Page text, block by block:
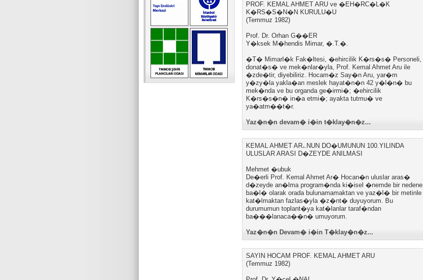
PROF. KEMAL AHMET ARU ve �EH�RC�L�K
K�RS�S�N�N KURULU�U
(Temmuz 1982)
Prof. Dr. Orhan G��ER
Y�ksek M�hendis Mimar, �.T.�.
�T� Mimarl�k Fak�ltesi, �ehircilik K�rs�s� Personeli,
donat�s� ve mek�nlar�yla, Prof. Kemal Ahmet Aru ile
�zde�tir, diyebiliriz. Hocam�z Say�n Aru, yar�m
y�zy�la yakla�an meslek hayat�n�n 42 y�l�n� bu
mek�nda ve bu organda ge�irmi�; �ehircilik
K�rs�s�n� in�a etmi�; ayakta tutmu� ve
ya�atm��t�r.
Yaz�n�n devam� i�in t�klay�n�z...
KEMAL AHMET ARےNUN DO�UMUNUN 100.YILINDA
ULUSLAR ARASI D�ZEYDE ANILMASI
Mehmet �ubuk
De�erli Prof. Kemal Ahmet Ar� Hocan�n uluslar aras�
d�zeyde an�lma program�nda ki�isel �nemde bir nedene
ba�l� olarak orada bulunamamaktan ve yaz�l� bir metinle
kat�lmaktan fazlas�yla �z�nt� duyuyorum. Bu
durumumun toplant�ya kat�lanlar taraf�ndan
ba���lanaca��n� umuyorum.
Yaz�n�n Devam� i�in T�klay�n�z...
SAYIN HOCAM PROF. KEMAL AHMET ARU
(Temmuz 1982)